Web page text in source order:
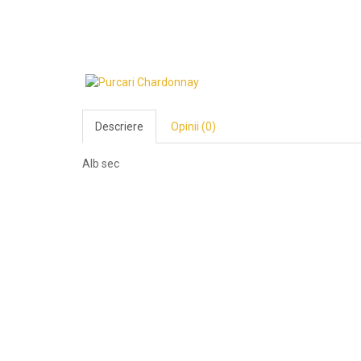
Descriere Opinii (0)
Alb sec